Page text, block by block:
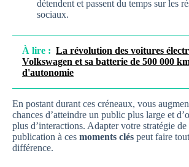
détendent et passent du temps sur les
sociaux.
À lire : La révolution des voitures
Volkswagen et sa batterie de 500 000
d'autonomie
En postant durant ces créneaux, vous
chances d’atteindre un public plus large et
plus d’interactions. Adapter votre stratégie de
publication à ces moments clés peut faire
différence.